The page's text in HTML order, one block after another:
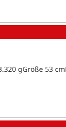
gGröße 53